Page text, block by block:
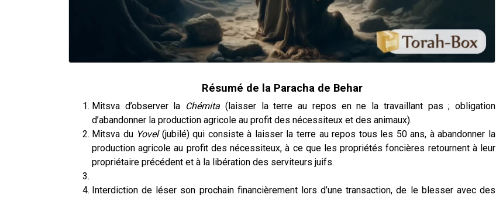
Résumé de la Paracha de Behar
Mitsva d’observer la Chémita (laisser la terre au repos en ne la travaillant pas ; obligation
d’abandonner la production agricole au profit des nécessiteux et des animaux).
Mitsva du Yovel(jubilé) qui consiste à laisser la terre au repos tous les 50 ans, à abandonner la
production agricole au profit des nécessiteux, à ce que les propriétés foncières retournent à leur
propriétaire précédent et à la libération des serviteurs juifs.
Interdiction de léser son prochain financièrement lors d’une transaction, de le blesser avec des